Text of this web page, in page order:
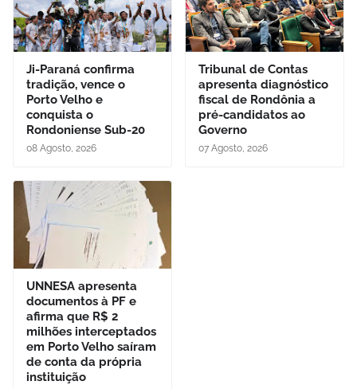
Ji-Paraná confirma
tradição, vence o
Porto Velho e
conquista o
Rondoniense Sub-20
08 Agosto, 2026
Tribunal de Contas
apresenta diagnóstico
fiscal de Rondônia a
pré-candidatos ao
Governo
07 Agosto, 2026
UNNESA apresenta
documentos à PF e
afirma que R$ 2
milhões interceptados
em Porto Velho saíram
de conta da própria
instituição